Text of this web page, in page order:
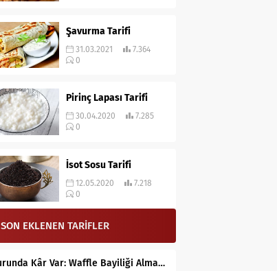
Şavurma Tarifi
31.03.2021
7.364
0
Pirinç Lapası Tarifi
30.04.2020
7.285
0
İsot Sosu Tarifi
12.05.2020
7.218
0
SON EKLENEN TARİFLER
Hamurunda Kâr Var: Waffle Bayiliği Almak Mantıklı mı?